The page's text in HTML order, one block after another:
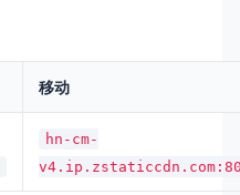
移动
hn-cm-